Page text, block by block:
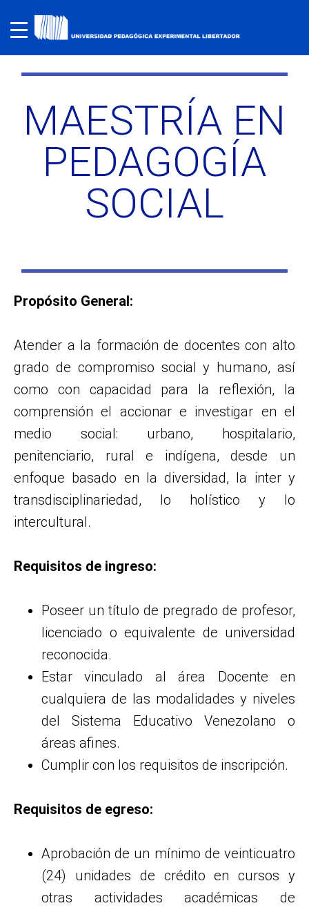
MAESTRÍA EN
PEDAGOGÍA
SOCIAL
Propósito General:
Atender a la formación de docentes con alto
grado de compromiso social y humano, así
como con capacidad para la reflexión, la
comprensión el accionar e investigar en el
medio social: urbano, hospitalario,
penitenciario, rural e indígena, desde un
enfoque basado en la diversidad, la inter y
transdisciplinariedad, lo holístico y lo
intercultural.
Requisitos de ingreso:
Poseer un título de pregrado de profesor,
licenciado o equivalente de universidad
reconocida.
Estar vinculado al área Docente en
cualquiera de las modalidades y niveles
del Sistema Educativo Venezolano o
áreas afines.
Cumplir con los requisitos de inscripción.
Requisitos de egreso:
Aprobación de un mínimo de veinticuatro
(24) unidades de crédito en cursos y
otras actividades académicas de